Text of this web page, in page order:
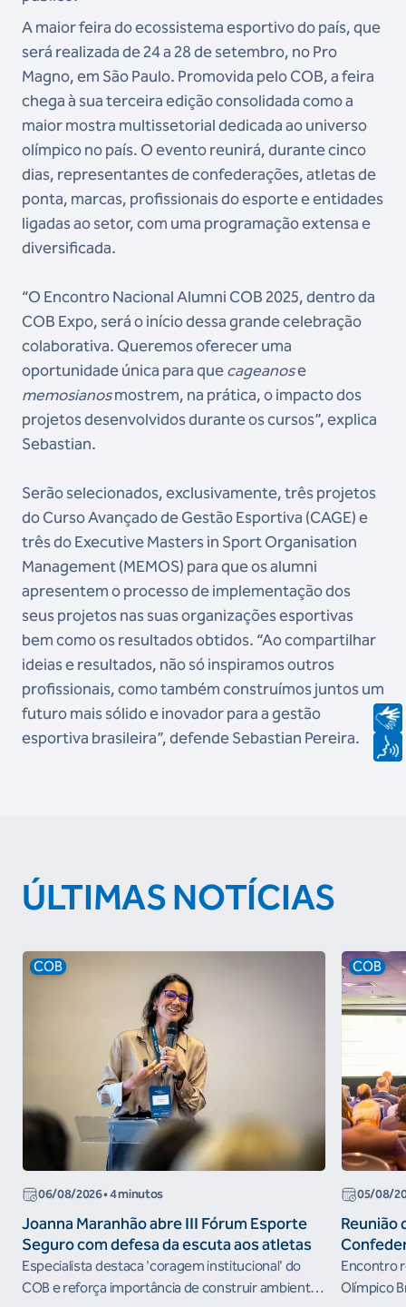
A maior feira do ecossistema esportivo do país, que
será realizada de 24 a 28 de setembro, no Pro
Magno, em São Paulo. Promovida pelo COB, a feira
chega à sua terceira edição consolidada como a
maior mostra multissetorial dedicada ao universo
olímpico no país. O evento reunirá, durante cinco
dias, representantes de confederações, atletas de
ponta, marcas, profissionais do esporte e entidades
ligadas ao setor, com uma programação extensa e
diversificada.
“O Encontro Nacional Alumni COB 2025, dentro da
COB Expo, será o início dessa grande celebração
colaborativa. Queremos oferecer uma
oportunidade única para quecageanose
memosianosmostrem, na prática, o impacto dos
projetos desenvolvidos durante os cursos”, explica
Sebastian.
Serão selecionados, exclusivamente, três projetos
do Curso Avançado de Gestão Esportiva (CAGE) e
três do Executive Masters in Sport Organisation
Management (MEMOS) para que os alumni
apresentem o processo de implementação dos
seus projetos nas suas organizações esportivas
bem como os resultados obtidos. “Ao compartilhar
ideias e resultados, não só inspiramos outros
profissionais, como também construímos juntos um
futuro mais sólido e inovador para a gestão
esportiva brasileira”, defende Sebastian Pereira.
ÚLTIMAS NOTÍCIAS
COB
06/08/2026• 4 minutos
Joanna Maranhão abre III Fórum Esporte
Seguro com defesa da escuta aos atletas
Especialista destaca 'coragem institucional' do
COB e reforça importância de construir ambientes
COB
05/08/
Reunião
the
Encontro
Olímpico